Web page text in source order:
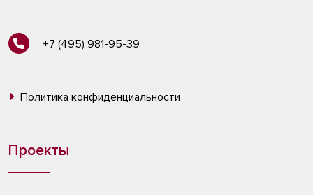
+7 (495) 981-95-39
Политика конфиденциальности
Проекты